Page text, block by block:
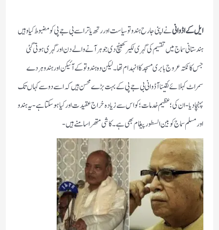
ایل کےاڈوانینے اپنی جارح ہندوتوسیاست اور رتھ یاترا سے بی جے پی کو مضبوط کیا وہیں
ہندستانی سماج میں تقسیم کی گہری لکیر کھینچ دی جوہر آنےوالے دن اور گہری ہوتی گئی
جس کا نکتہ عروج بابری مسجد کا انہدام تھا ۔لیکن وہ ہندوتو کے آئیکن اور ہندو ہردے
سمراٹ کہلائےئقینا آڈوانی بی جے پی کے بہت بڑے محسن ہیں کہ اسے دو سے کہاں تک
پہنچادیا -ان کی ؛عظیم خدمات؛ کو اس سے زیادہ خراج عقیدت اور کیا ہوسکتا ہے -یہ ہندو
اور مسلم سماج کو بین السطور پیغام بھی ہے ۔کاشی متھراسامنے ہیں-